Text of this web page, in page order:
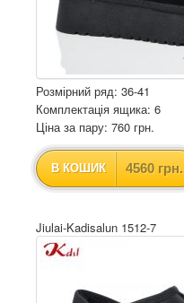
Розмірний ряд: 36-41
Комплектація ящика: 6
Ціна за пару: 760 грн.
В КОШИК 4560 грн.
Jiulai-Kadisalun 1512-7